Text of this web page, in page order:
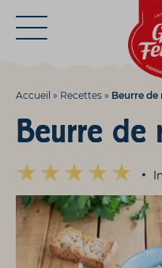
Aller
au
menu
Aller au
contenu
Accueil » Recettes » Beurre de
Beurre de